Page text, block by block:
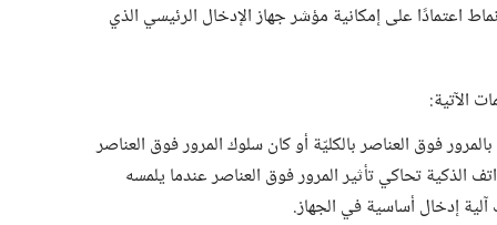
اعتمادًا على إمكانية مؤشر جهاز الإدخال الرئيسي الذي
الآتية:
فوق العناصر بالكليّة أو كان سلوك المرور فوق العناصر
تحاكي تأثير المرور فوق العناصر عندما يلمسه
إدخال أساسية في الجهاز.